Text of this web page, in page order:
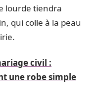
lourde tiendra
qui colle à la peau
civil :
une robe simple